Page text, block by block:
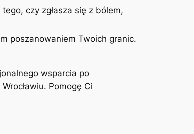
czy zgłasza się z bólem,
poszanowaniem Twoich granic.
wsparcia po
Pomogę Ci